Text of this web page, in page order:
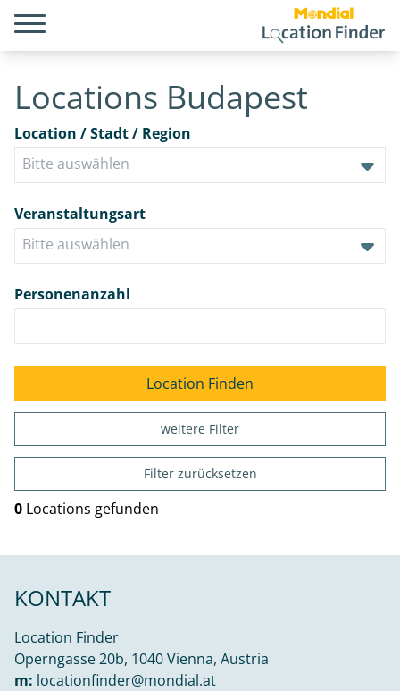
Locations Budapest
Location / Stadt / Region
Veranstaltungsart
Personenanzahl
weitere Filter
Filter zurücksetzen
0 Locations gefunden
KONTAKT
Location Finder
Operngasse 20b, 1040 Vienna, Austria
m: locationfinder@mondial.at